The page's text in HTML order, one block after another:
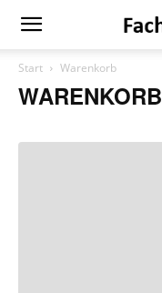
Fachwort24
ShopStart Warenkorb
WARENKORB